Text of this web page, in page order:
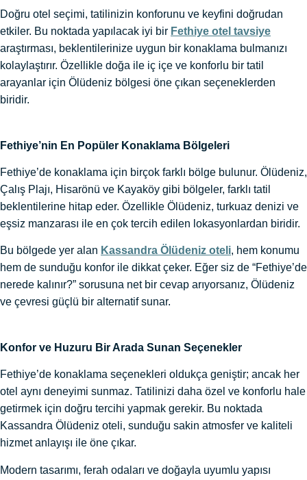
Doğru otel seçimi, tatilinizin konforunu ve keyfini doğrudan
etkiler. Bu noktada yapılacak iyi bir Fethiye otel tavsiye
araştırması, beklentilerinize uygun bir konaklama bulmanızı
kolaylaştırır. Özellikle doğa ile iç içe ve konforlu bir tatil
arayanlar için Ölüdeniz bölgesi öne çıkan seçeneklerden
biridir.
Fethiye’nin En Popüler Konaklama Bölgeleri
Fethiye’de konaklama için birçok farklı bölge bulunur. Ölüdeniz,
Çalış Plajı, Hisarönü ve Kayaköy gibi bölgeler, farklı tatil
beklentilerine hitap eder. Özellikle Ölüdeniz, turkuaz denizi ve
eşsiz manzarası ile en çok tercih edilen lokasyonlardan biridir.
Bu bölgede yer alan Kassandra Ölüdeniz oteli, hem konumu
hem de sunduğu konfor ile dikkat çeker. Eğer siz de “Fethiye’de
nerede kalınır?” sorusuna net bir cevap arıyorsanız, Ölüdeniz
ve çevresi güçlü bir alternatif sunar.
Konfor ve Huzuru Bir Arada Sunan Seçenekler
Fethiye’de konaklama seçenekleri oldukça geniştir; ancak her
otel aynı deneyimi sunmaz. Tatilinizi daha özel ve konforlu hale
getirmek için doğru tercihi yapmak gerekir. Bu noktada
Kassandra Ölüdeniz oteli, sunduğu sakin atmosfer ve kaliteli
hizmet anlayışı ile öne çıkar.
Modern tasarımı, ferah odaları ve doğayla uyumlu yapısı